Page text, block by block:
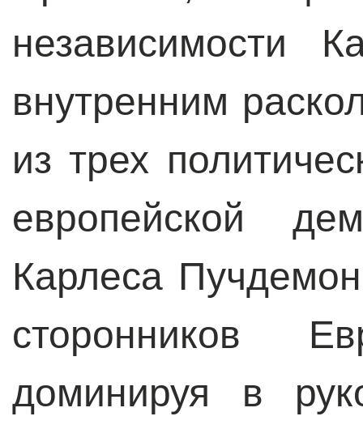
независимости
внутренним
из трех
европейской
Карлеса
сторонников
доминируя в